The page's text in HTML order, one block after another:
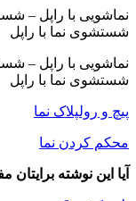
نماشویی با راپل –
شستشوی نما با راپل
نماشویی با راپل –
شستشوی نما با راپل
پیچ و رولپلاک نما
محکم کردن نما
آیا این نوشته برایتان